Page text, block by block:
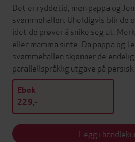
Det er ryddetid, men pappa og
svømmehallen. Uheldigvis blir de
idet de prøver å snike seg ut.
eller mamma sinte. Da pappa og
svømmehallen skjønner de
parallellspråklig utgave på persisk
Ebok
229,-
Legg i